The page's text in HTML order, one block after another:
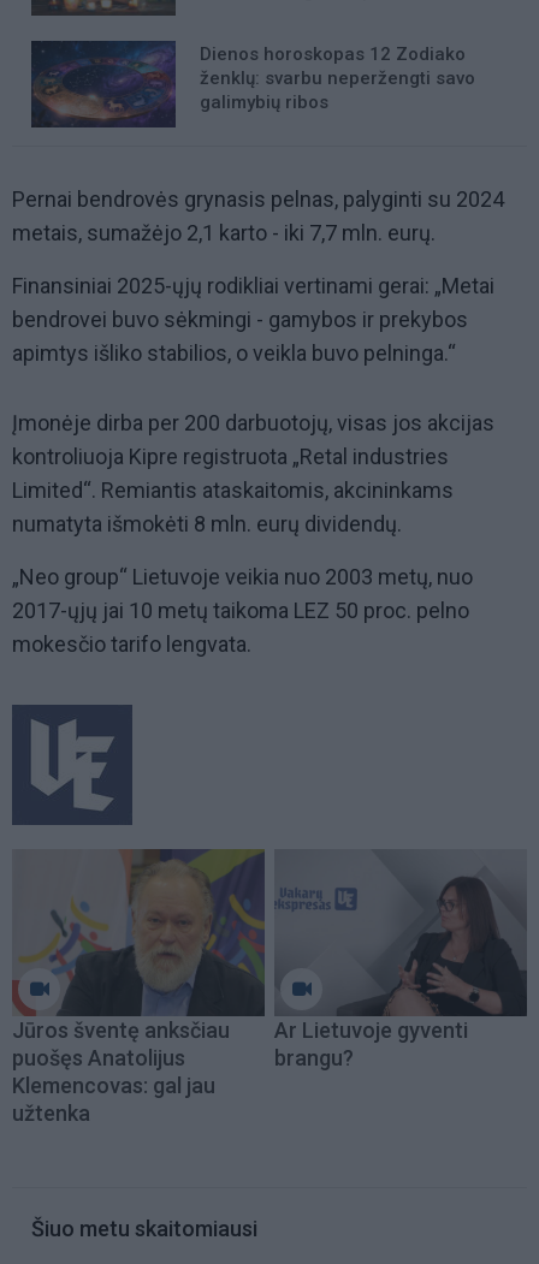
Dienos horoskopas 12 Zodiako
ženklų: svarbu neperžengti savo
galimybių ribos
Pernai bendrovės grynasis pelnas, palyginti su 2024
metais, sumažėjo 2,1 karto - iki 7,7 mln. eurų.
Finansiniai 2025-ųjų rodikliai vertinami gerai: „Metai
bendrovei buvo sėkmingi - gamybos ir prekybos
apimtys išliko stabilios, o veikla buvo pelninga.“
Įmonėje dirba per 200 darbuotojų, visas jos akcijas
kontroliuoja Kipre registruota „Retal industries
Limited“. Remiantis ataskaitomis, akcininkams
numatyta išmokėti 8 mln. eurų dividendų.
„Neo group“ Lietuvoje veikia nuo 2003 metų, nuo
2017-ųjų jai 10 metų taikoma LEZ 50 proc. pelno
mokesčio tarifo lengvata.
Jūros šventę anksčiau
puošęs Anatolijus
Klemencovas: gal jau
užtenka
Ar Lietuvoje gyventi
brangu?
Šiuo metu skaitomiausi